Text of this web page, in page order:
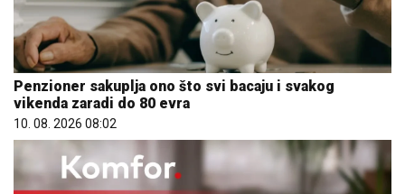
Penzioner sakuplja ono što svi bacaju i svakog
vikenda zaradi do 80 evra
10. 08. 2026 08:02